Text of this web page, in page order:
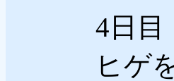
4日目
ヒゲ